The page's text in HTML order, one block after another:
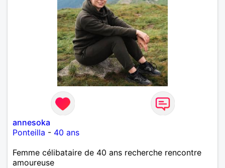
annesoka
Ponteilla - 40 ans
Femme célibataire de 40 ans recherche rencontre
amoureuse